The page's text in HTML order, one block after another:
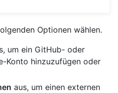
Optionen wählen.
um ein GitHub- oder
Konto hinzuzufügen oder
aus, um einen externen